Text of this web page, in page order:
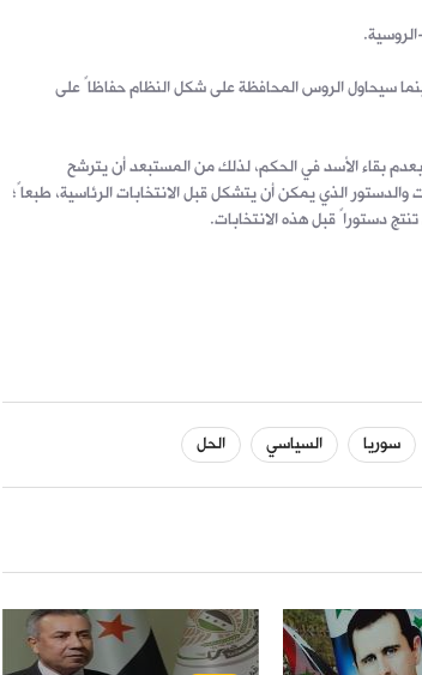
سيحاول الروس المحافظة على شكل النظام حفاظاً على
بعدم بقاء الأسد في الحكم، لذلك من المستبعد أن يترشح
والدستور الذي يمكن أن يتشكل قبل الانتخابات الرئاسية، طبعاً؛
دستوراً قبل هذه الانتخابات.
سوريا السياسي الحل